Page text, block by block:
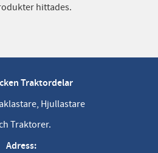
hittades.
Traktordelar
Hjullastare
Traktorer.
Adress: